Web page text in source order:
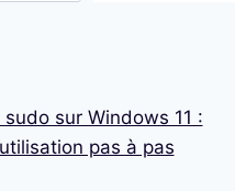
sur Windows 11 :
pas à pas